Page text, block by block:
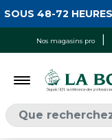
Nos magasins pro
48-72 HEURES !